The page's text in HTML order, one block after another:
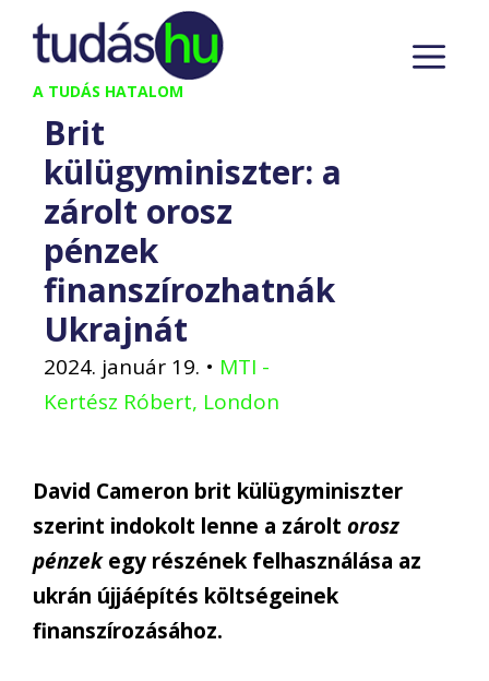
Kilépés
tartalomba
A TUDÁS HATALOM
Brit
külügyminiszter: a
zárolt orosz
pénzek
finanszírozhatnák
Ukrajnát
2024. január 19. • MTI -
Kertész Róbert, London
David Cameron brit külügyminiszter
szerint indokolt lenne a zárolt orosz
pénzekegy részének felhasználása az
ukrán újjáépítés költségeinek
finanszírozásához.